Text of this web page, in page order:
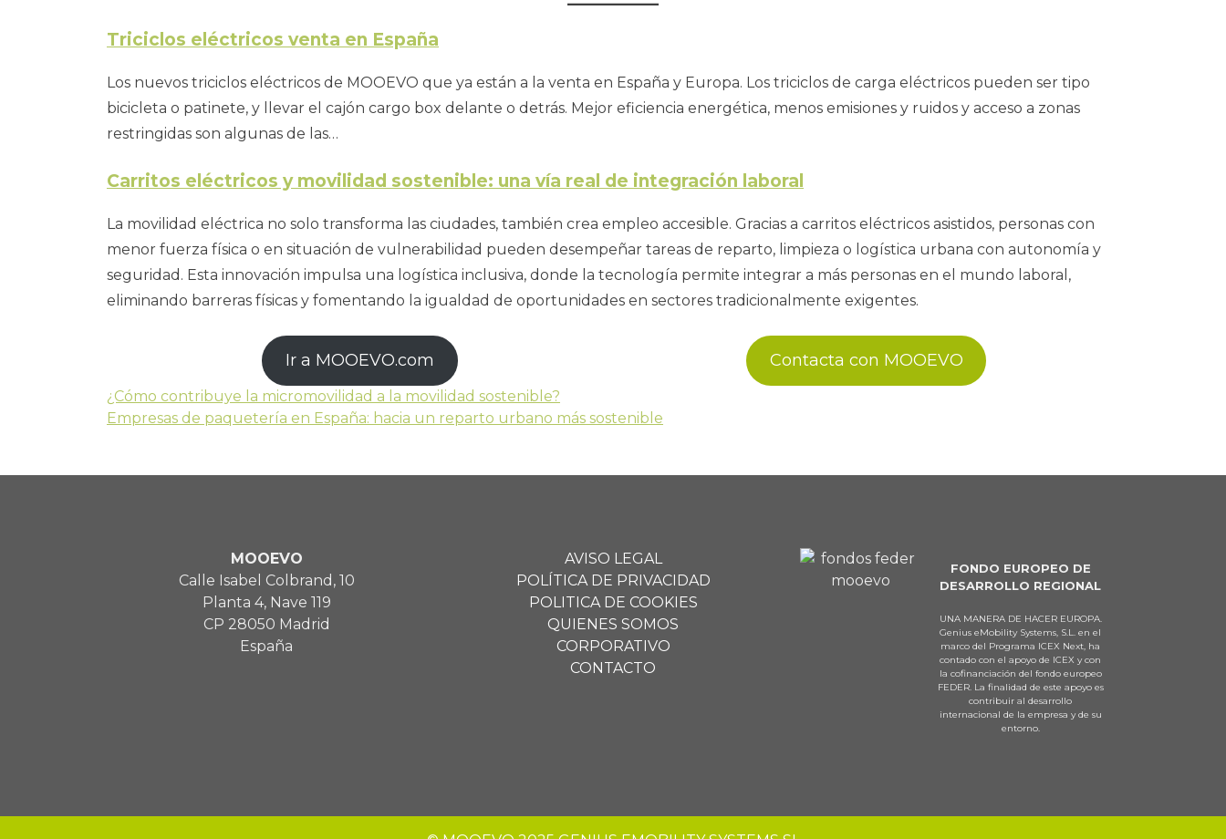
Triciclos eléctricos venta en España
Los nuevos triciclos eléctricos de MOOEVO que ya están a la venta en España y Europa. Los triciclos de carga eléctricos pueden ser tipo
bicicleta o patinete, y llevar el cajón cargo box delante o detrás. Mejor eficiencia energética, menos emisiones y ruidos y acceso a zonas
restringidas son algunas de las…
Carritos eléctricos y movilidad sostenible: una vía real de integración laboral
La movilidad eléctrica no solo transforma las ciudades, también crea empleo accesible. Gracias a carritos eléctricos asistidos, personas con
menor fuerza física o en situación de vulnerabilidad pueden desempeñar tareas de reparto, limpieza o logística urbana con autonomía y
seguridad. Esta innovación impulsa una logística inclusiva, donde la tecnología permite integrar a más personas en el mundo laboral,
eliminando barreras físicas y fomentando la igualdad de oportunidades en sectores tradicionalmente exigentes.
Ir a MOOEVO.com Contacta con MOOEVO
¿Cómo contribuye la micromovilidad a la movilidad sostenible?
Empresas de paquetería en España: hacia un reparto urbano más sostenible
MOOEVO
Calle Isabel Colbrand, 10
Planta 4, Nave 119
CP 28050 Madrid
España
AVISO LEGAL
POLÍTICA DE PRIVACIDAD
POLITICA DE COOKIES
QUIENES SOMOS
CORPORATIVO
CONTACTO
FONDO EUROPEO DE
DESARROLLO REGIONAL
UNA MANERA DE HACER EUROPA.
Genius eMobility Systems, S.L. en el
marco del Programa ICEX Next, ha
contado con el apoyo de ICEX y con
la cofinanciación del fondo europeo
FEDER. La finalidad de este apoyo es
contribuir al desarrollo
internacional de la empresa y de su
entorno.